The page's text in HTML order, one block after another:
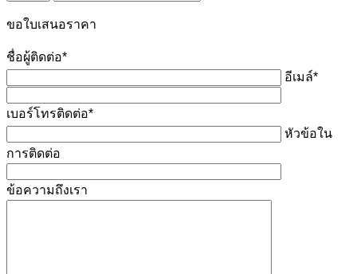
ขอใบเสนอราคา
ชื่อผู้ติดต่อ*
อีเมล์*
เบอร์โทรติดต่อ*
หัวข้อใน
การติดต่อ
ข้อความถึงเรา